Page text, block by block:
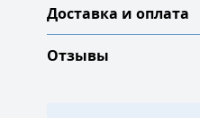
Доставка и оплата
Отзывы